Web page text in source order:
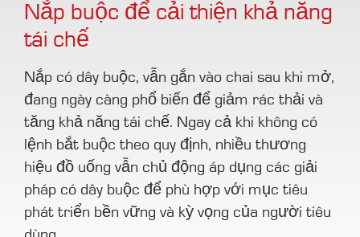
Nắp buộc để cải thiện khả năng
tái chế
Nắp có dây buộc, vẫn gắn vào chai sau khi mở,
đang ngày càng phổ biến để giảm rác thải và
tăng khả năng tái chế. Ngay cả khi không có
lệnh bắt buộc theo quy định, nhiều thương
hiệu đồ uống vẫn chủ động áp dụng các giải
pháp có dây buộc để phù hợp với mục tiêu
phát triển bền vững và kỳ vọng của người tiêu